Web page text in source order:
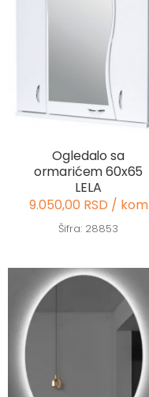
Ogledalo sa
ormarićem 60x65
LELA
9.050,00 RSD / kom
Šifra: 28853